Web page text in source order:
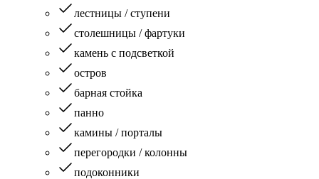
лестницы / ступени
столешницы / фартуки
камень с подсветкой
остров
барная стойка
панно
камины / порталы
перегородки / колонны
подоконники